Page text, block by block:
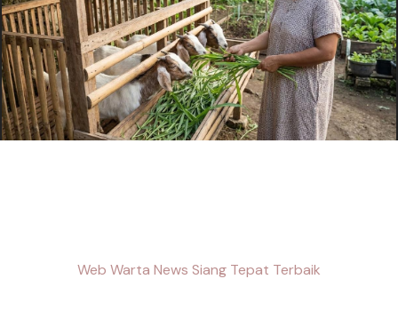
Web Warta News Siang Tepat Terbaik